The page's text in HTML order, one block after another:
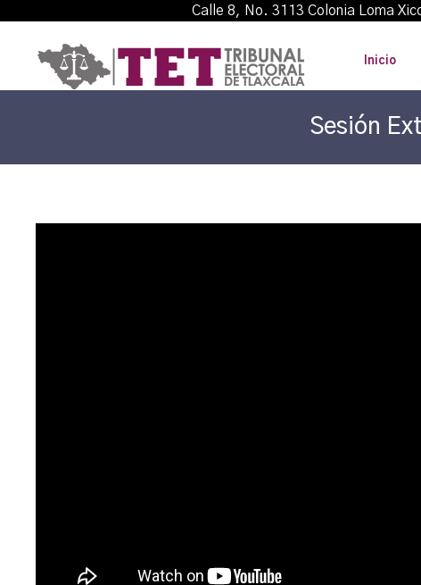
Calle 8, No. 3113 Colonia
Inicio
Sesión